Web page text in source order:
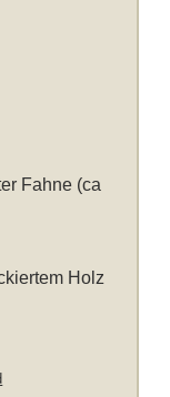
Fahne (ca
Holz